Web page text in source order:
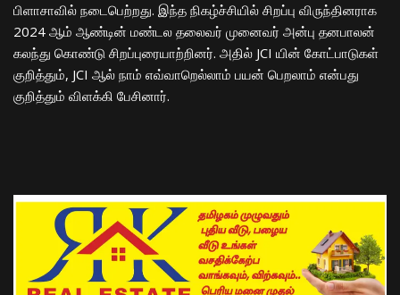
பிளாசாவில் நடைபெற்றது. இந்த நிகழ்ச்சியில் சிறப்பு விருந்தினராக
2024 ஆம் ஆண்டின் மண்டல தலைவர் முனைவர் அன்பு தனபாலன்
கலந்து கொண்டு சிறப்புரையாற்றினர். அதில் JCI யின் கோட்பாடுகள்
குறித்தும், JCI ஆல் நாம் எவ்வாறெல்லாம் பயன் பெறலாம் என்பது
குறித்தும் விளக்கி பேசினார்.